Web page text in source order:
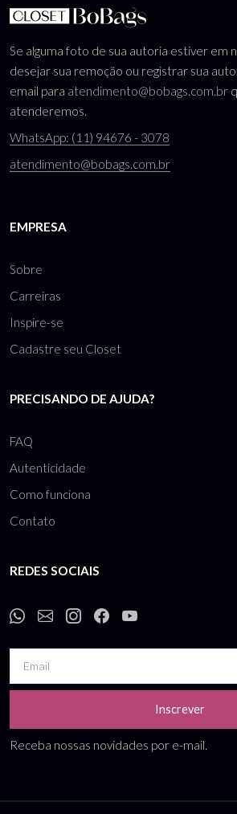
Se alguma foto de sua autoria estiver em
desejar sua remoção ou registrar sua
email para atendimento@bobags.com.br
atenderemos.
WhatsApp: (11) 94676 - 3078
atendimento@bobags.com.br
EMPRESA
Sobre
Carreiras
Inspire-se
Cadastre seu Closet
PRECISANDO DE AJUDA?
FAQ
Autenticidade
Como funciona
Contato
REDES SOCIAIS
Inscrever
Receba nossas novidades por e-mail.